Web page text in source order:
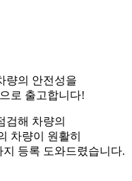
량의 안전성을
로 출고합니다!
검해 차량의
차량이 원활히
등록 도와드렸습니다.